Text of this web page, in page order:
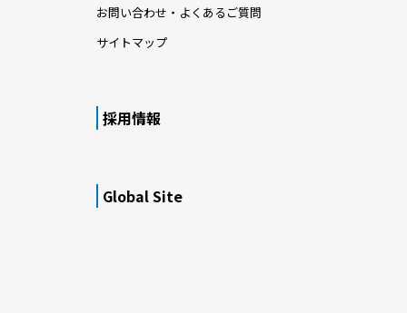
お問い合わせ・よくあるご質問
サイトマップ
採用情報
Global Site